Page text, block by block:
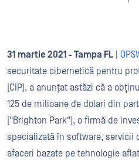
31 martie 2021 - Tampa FL
securitate cibernetică pentru
(CIP), a anunțat astăzi că a
125 de milioane de dolari din
("Brighton Park"), o firmă de
specializată în software, servicii
afaceri bazate pe tehnologie